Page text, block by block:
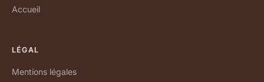
Accueil
LÉGAL
Mentions légales